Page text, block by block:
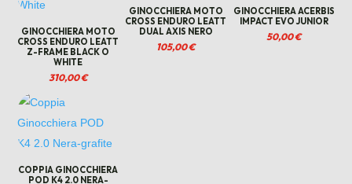
GINOCCHIERA MOTO
CROSS ENDURO LEATT
Z-FRAME BLACK O
WHITE
310,00€
GINOCCHIERA MOTO
CROSS ENDURO LEATT
DUAL AXIS NERO
105,00€
GINOCCHIERA ACERBIS
IMPACT EVO JUNIOR
50,00€
COPPIA GINOCCHIERA
POD K4 2.0 NERA-